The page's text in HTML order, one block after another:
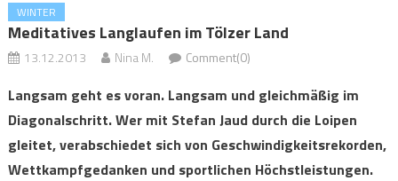
WINTER
Meditatives Langlaufen im Tölzer Land
13.12.2013 Nina M. Comment(0)
Langsam geht es voran. Langsam und gleichmäßig im
Diagonalschritt. Wer mit Stefan Jaud durch die Loipen
gleitet, verabschiedet sich von Geschwindigkeitsrekorden,
Wettkampfgedanken und sportlichen Höchstleistungen.